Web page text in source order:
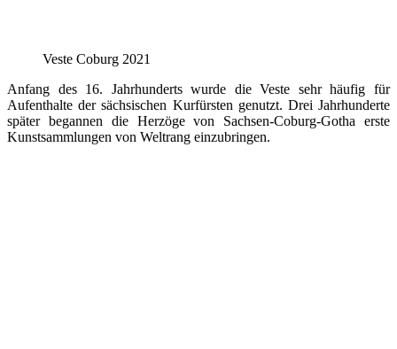
Veste Coburg 2021
Anfang des 16. Jahrhunderts wurde die Veste sehr häufig für
Aufenthalte der sächsischen Kurfürsten genutzt. Drei Jahrhunderte
später begannen die Herzöge von Sachsen-Coburg-Gotha erste
Kunstsammlungen von Weltrang einzubringen.